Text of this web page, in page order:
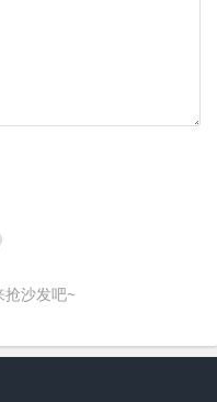
抢沙发吧~